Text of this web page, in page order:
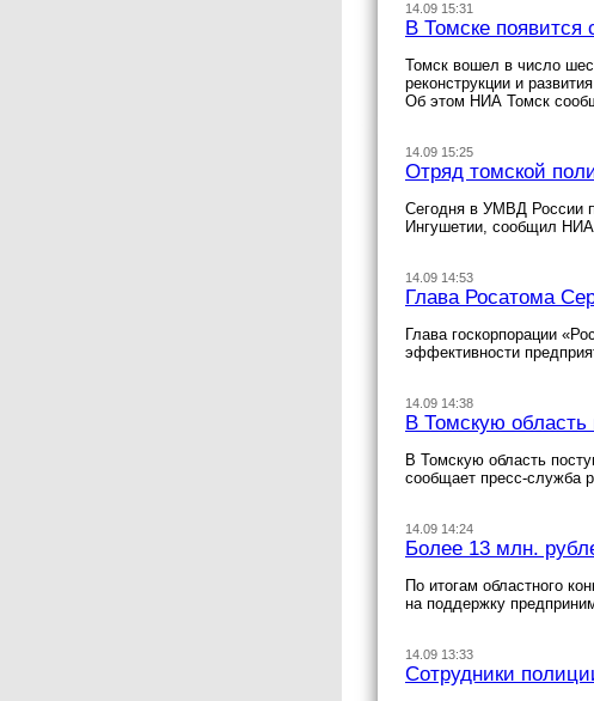
14.09 15:31
В Томске появится
Томск вошел в число
реконструкции и
Об этом НИА Томск
14.09 15:25
Отряд томской
Сегодня в УМВД России
Ингушетии, сообщил
14.09 14:53
Глава Росатома
Глава госкорпорации
эффективности
14.09 14:38
В Томскую область
В Томскую область
сообщает пресс-служба
14.09 14:24
Более 13 млн.
По итогам областного
на поддержку
14.09 13:33
Сотрудники